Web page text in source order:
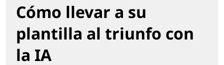
Cómo llevar a su
plantilla al triunfo con
la IA